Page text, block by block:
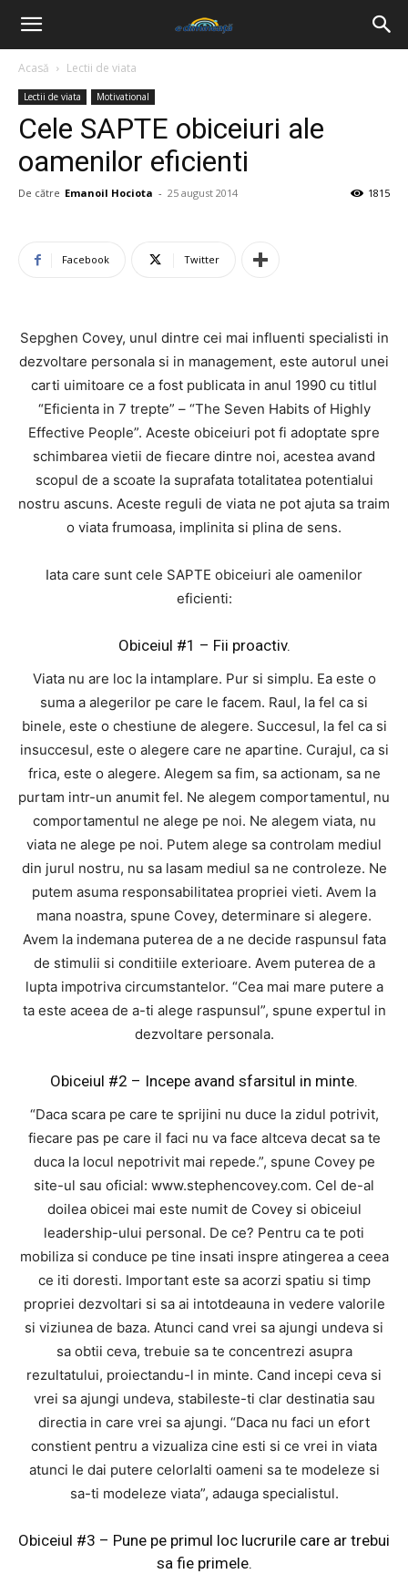
Acasă Lectii de viata
Lectii de viata Motivational
Cele SAPTE obiceiuri ale
oamenilor eficienti
De către Emanoil Hociota - 25 august 2014 1815
Facebook Twitter
Sepghen Covey, unul dintre cei mai influenti specialisti in
dezvoltare personala si in management, este autorul unei
carti uimitoare ce a fost publicata in anul 1990 cu titlul
“Eficienta in 7 trepte” – “The Seven Habits of Highly
Effective People”. Aceste obiceiuri pot fi adoptate spre
schimbarea vietii de fiecare dintre noi, acestea avand
scopul de a scoate la suprafata totalitatea potentialui
nostru ascuns. Aceste reguli de viata ne pot ajuta sa traim
o viata frumoasa, implinita si plina de sens.
Iata care sunt cele SAPTE obiceiuri ale oamenilor
eficienti:
Obiceiul #1 – Fii proactiv.
Viata nu are loc la intamplare. Pur si simplu. Ea este o
suma a alegerilor pe care le facem. Raul, la fel ca si
binele, este o chestiune de alegere. Succesul, la fel ca si
insuccesul, este o alegere care ne apartine. Curajul, ca si
frica, este o alegere. Alegem sa fim, sa actionam, sa ne
purtam intr-un anumit fel. Ne alegem comportamentul, nu
comportamentul ne alege pe noi. Ne alegem viata, nu
viata ne alege pe noi. Putem alege sa controlam mediul
din jurul nostru, nu sa lasam mediul sa ne controleze. Ne
putem asuma responsabilitatea propriei vieti. Avem la
mana noastra, spune Covey, determinare si alegere.
Avem la indemana puterea de a ne decide raspunsul fata
de stimulii si conditiile exterioare. Avem puterea de a
lupta impotriva circumstantelor. “Cea mai mare putere a
ta este aceea de a-ti alege raspunsul”, spune expertul in
dezvoltare personala.
Obiceiul #2 – Incepe avand sfarsitul in minte.
“Daca scara pe care te sprijini nu duce la zidul potrivit,
fiecare pas pe care il faci nu va face altceva decat sa te
duca la locul nepotrivit mai repede.”, spune Covey pe
site-ul sau oficial: www.stephencovey.com. Cel de-al
doilea obicei mai este numit de Covey si obiceiul
leadership-ului personal. De ce? Pentru ca te poti
mobiliza si conduce pe tine insati inspre atingerea a ceea
ce iti doresti. Important este sa acorzi spatiu si timp
propriei dezvoltari si sa ai intotdeauna in vedere valorile
si viziunea de baza. Atunci cand vrei sa ajungi undeva si
sa obtii ceva, trebuie sa te concentrezi asupra
rezultatului, proiectandu-l in minte. Cand incepi ceva si
vrei sa ajungi undeva, stabileste-ti clar destinatia sau
directia in care vrei sa ajungi. “Daca nu faci un efort
constient pentru a vizualiza cine esti si ce vrei in viata
atunci le dai putere celorlalti oameni sa te modeleze si
sa-ti modeleze viata”, adauga specialistul.
Obiceiul #3 – Pune pe primul loc lucrurile care ar trebui
sa fie primele.